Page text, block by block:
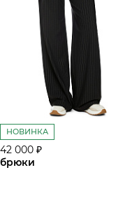
НОВИНКА
42 000 ₽
брюки